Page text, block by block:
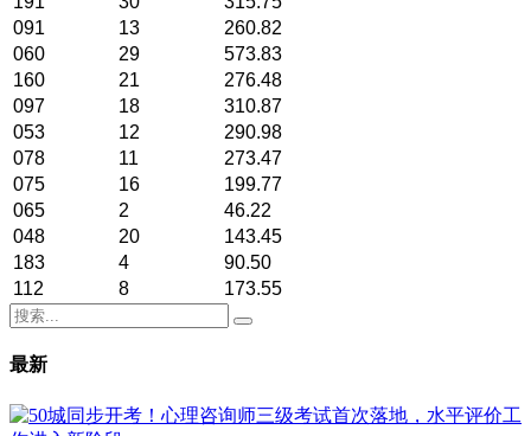
091
13
260.82
060
29
573.83
160
21
276.48
097
18
310.87
053
12
290.98
078
11
273.47
075
16
199.77
065
2
46.22
048
20
143.45
183
4
90.50
112
8 173.55
最新